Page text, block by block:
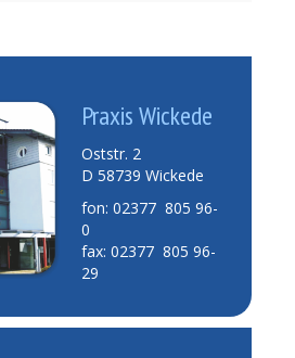
Praxis Wickede
Oststr. 2
D 58739 Wickede
fon: 02377 805 96-
0
fax: 02377 805 96-
29